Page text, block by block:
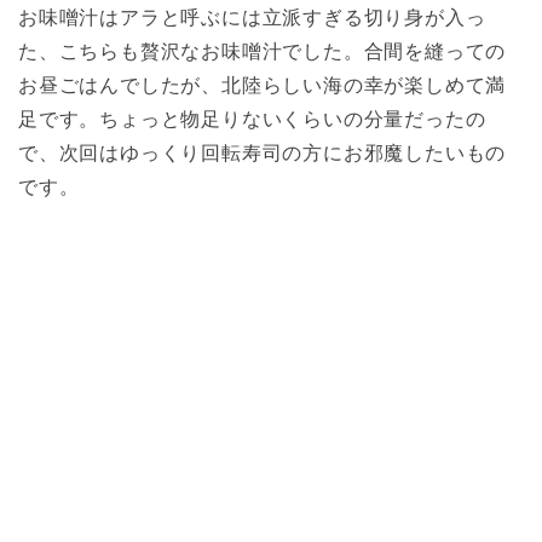
お味噌汁はアラと呼ぶには立派すぎる切り身が入っ
た、こちらも贅沢なお味噌汁でした。合間を縫っての
お昼ごはんでしたが、北陸らしい海の幸が楽しめて満
足です。ちょっと物足りないくらいの分量だったの
で、次回はゆっくり回転寿司の方にお邪魔したいもの
です。